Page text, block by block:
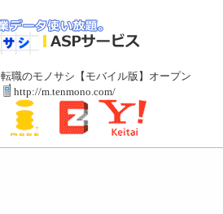
転職のモノサシ【モバイル版】オープン
http://m.tenmono.com/